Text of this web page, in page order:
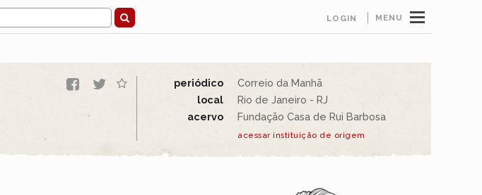
MENU
LOGIN
periódico
Correio da Manhã
local
Rio de Janeiro - RJ
acervo
Fundação Casa de Rui Barbosa
acessar instituição de origem